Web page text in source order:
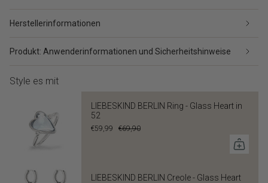
Herstellerinformationen
Produkt: Anwenderinformationen und Sicherheitshinweise
Style es mit
LIEBESKIND BERLIN Ring - Glass Heart in
52
€59,99 €69,90
LIEBESKIND BERLIN Creole - Glass Heart